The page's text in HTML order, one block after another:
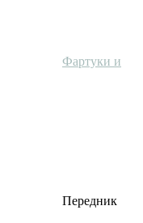
Фартуки и
Передник